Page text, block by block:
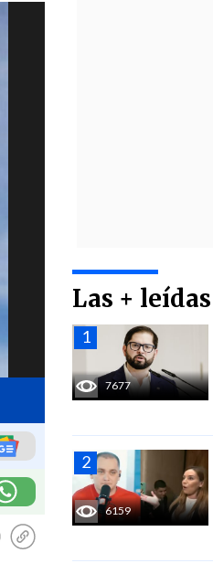
Las + leídas
7677
6159